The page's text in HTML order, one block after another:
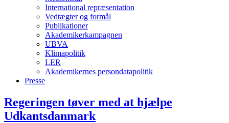
International repræsentation
Vedtægter og formål
Publikationer
Akademikerkampagnen
UBVA
Klimapolitik
LER
Akademikernes persondatapolitik
Presse
Regeringen tøver med at hjælpe
Udkantsdanmark